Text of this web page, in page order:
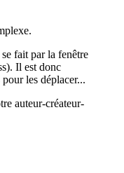
fait par la fenêtre
Il est donc
les déplacer...
auteur-créateur-